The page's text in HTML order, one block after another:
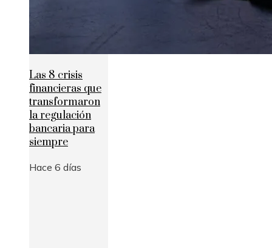
Las 8 crisis
financieras que
transformaron
la regulación
bancaria para
siempre
Hace 6 días